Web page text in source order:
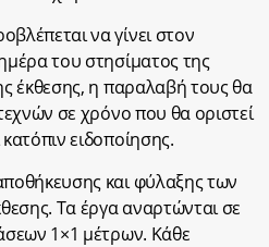
να γίνει στον
του στησίματος της
έκθεσης, η παραλαβή τους θα
σε χρόνο που θα οριστεί
ειδοποίησης.
και φύλαξης των
Τα έργα αναρτώνται σε
1×1 μέτρων. Κάθε